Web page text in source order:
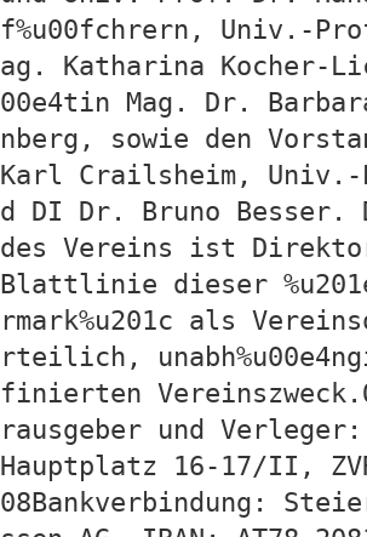
f%u00fchrern, Univ.-
ag. Katharina Kocher-
00e4tin Mag. Dr.
nberg, sowie den
Karl Crailsheim,
d DI Dr. Bruno Besser.
des Vereins ist
Blattlinie dieser
rmark%u201c als
rteilich,
finierten
rausgeber und
Hauptplatz 16-17/II,
08Bankverbindung: